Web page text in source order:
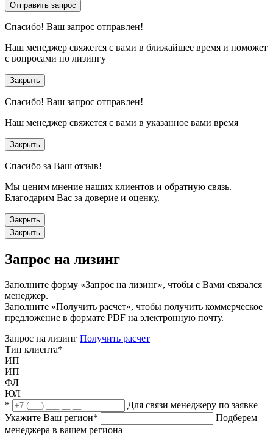
Отправить запрос
Спасибо! Ваш запрос отправлен!
Наш менеджер свяжется с вами в ближайшее время и поможет
с вопросами по лизингу
Закрыть
Спасибо! Ваш запрос отправлен!
Наш менеджер свяжется с вами в указанное вами время
Закрыть
Спасибо за Ваш отзыв!
Мы ценим мнение наших клиентов и обратную связь.
Благодарим Вас за доверие и оценку.
Закрыть
Закрыть
Запрос на лизинг
Заполните форму «Запрос на лизинг», чтобы с Вами связался
менеджер.
Заполните «Получить расчет», чтобы получить коммерческое
предложение в формате PDF на электронную почту.
Запрос на лизинг Получить расчет
Тип клиента*
ИП
ИП
ФЛ
ЮЛ
*
Для связи менеджеру по заявке
Укажите Ваш регион*
Подберем
менеджера в вашем региона